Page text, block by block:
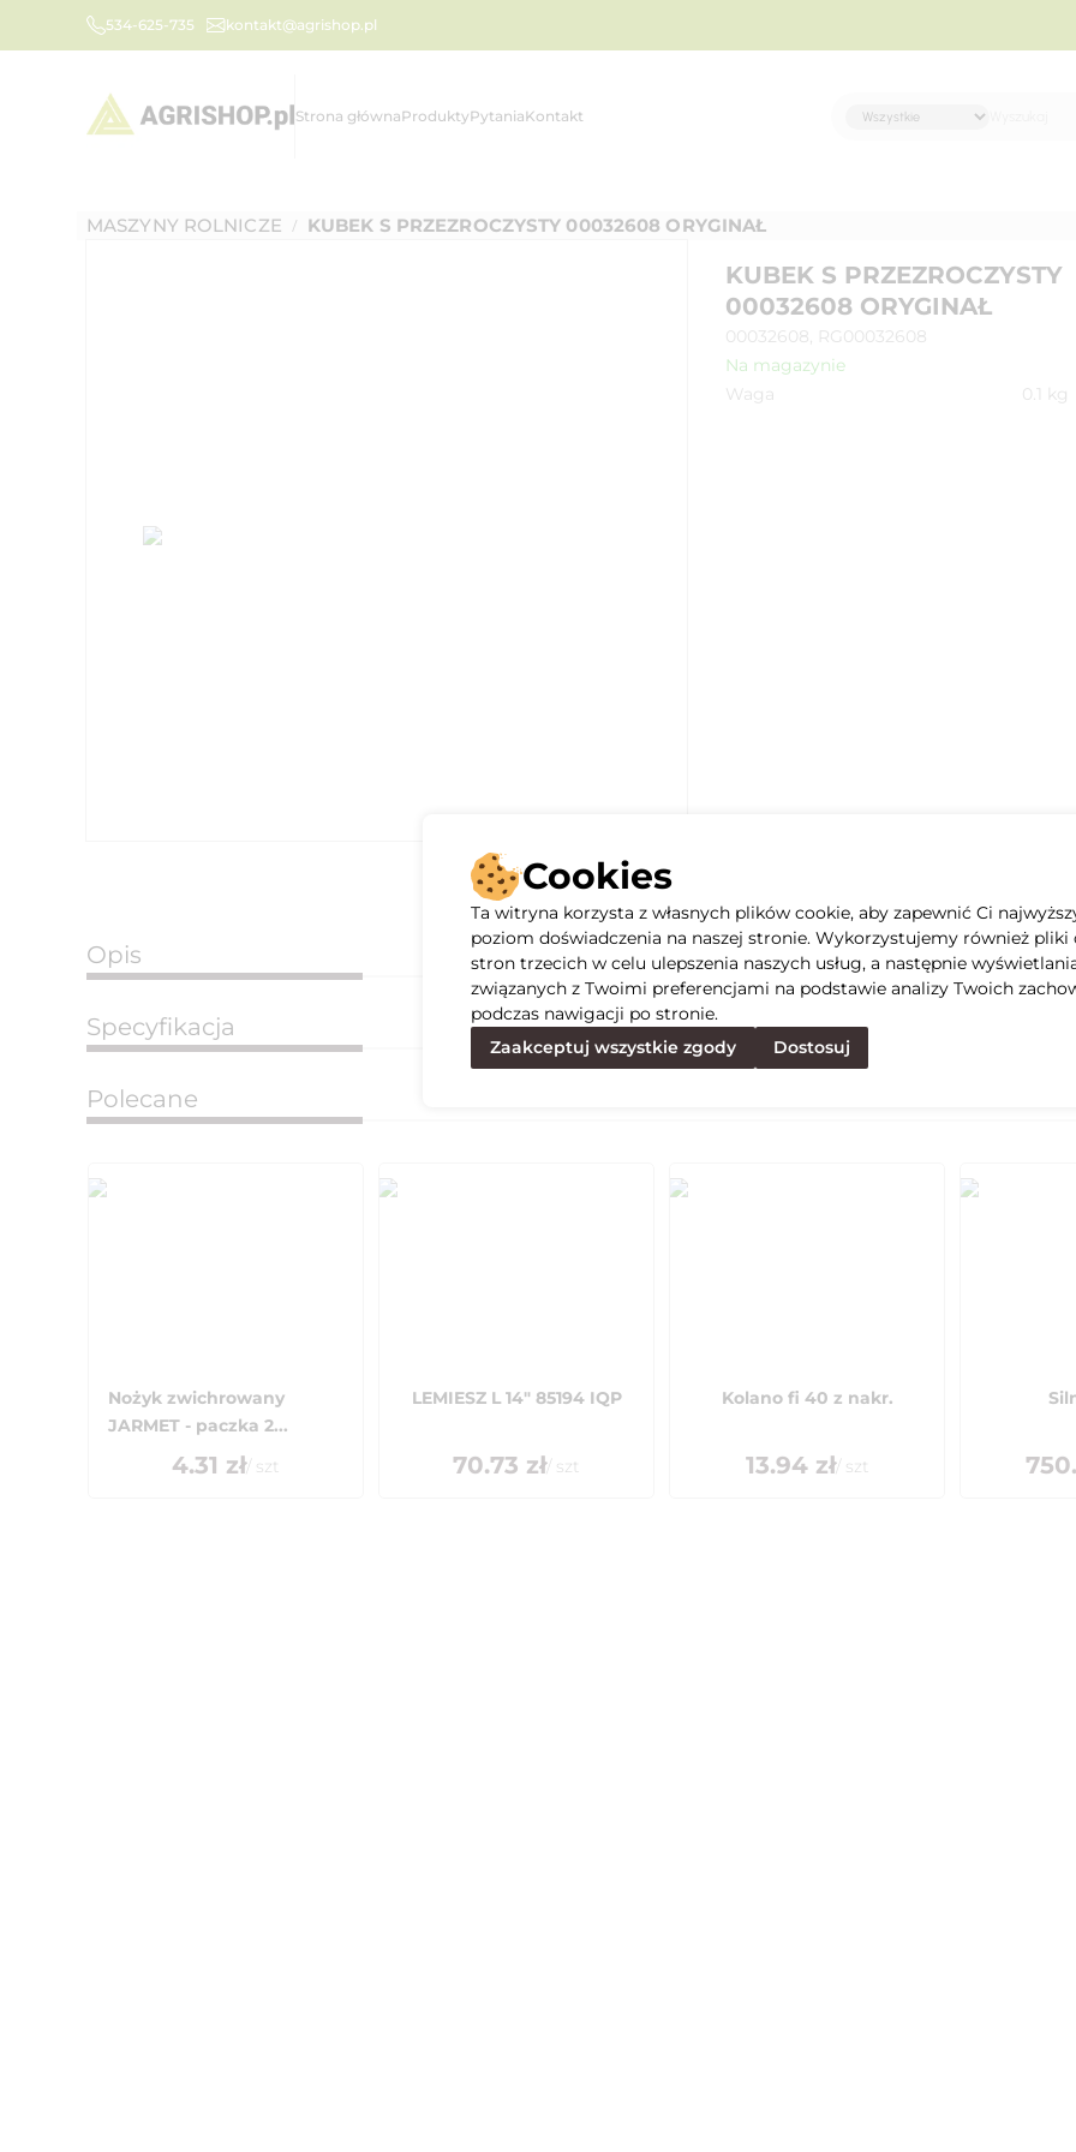
534-625-735 kontakt@agrishop.pl
Strona głównaProduktyPytaniaKontakt
MASZYNY ROLNICZE / KUBEK S PRZEZROCZYSTY 00032608 ORYGINAŁ
KUBEK S PRZEZROCZYSTY
00032608 ORYGINAŁ
00032608, RG00032608
Na magazynie
Waga
0.1 kg
Opis
Specyfikacja
Polecane
Nożyk zwichrowany
JARMET - paczka 2...
4.31 zł/ szt
LEMIESZ L 14" 85194 IQP
70.73 zł/ szt
Kolano fi 40 z nakr.
13.94zł/ szt
Cookies
Ta witryna korzysta z własnych plików cookie, aby zapewnić Ci
poziom doświadczenia na naszej stronie. Wykorzystujemy również pliki
stron trzecich w celu ulepszenia naszych usług, a następnie
związanych z Twoimi preferencjami na podstawie analizy Twoich
podczas nawigacji po stronie.
Zaakceptuj wszystkie zgody
Dostosuj